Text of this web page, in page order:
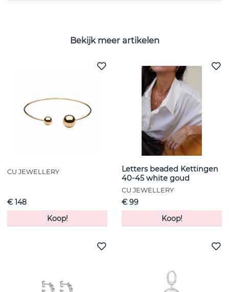
Bekijk meer artikelen
CU JEWELLERY
€ 148
Koop!
Letters beaded Kettingen
40-45 white goud
CU JEWELLERY
€ 99
Koop!